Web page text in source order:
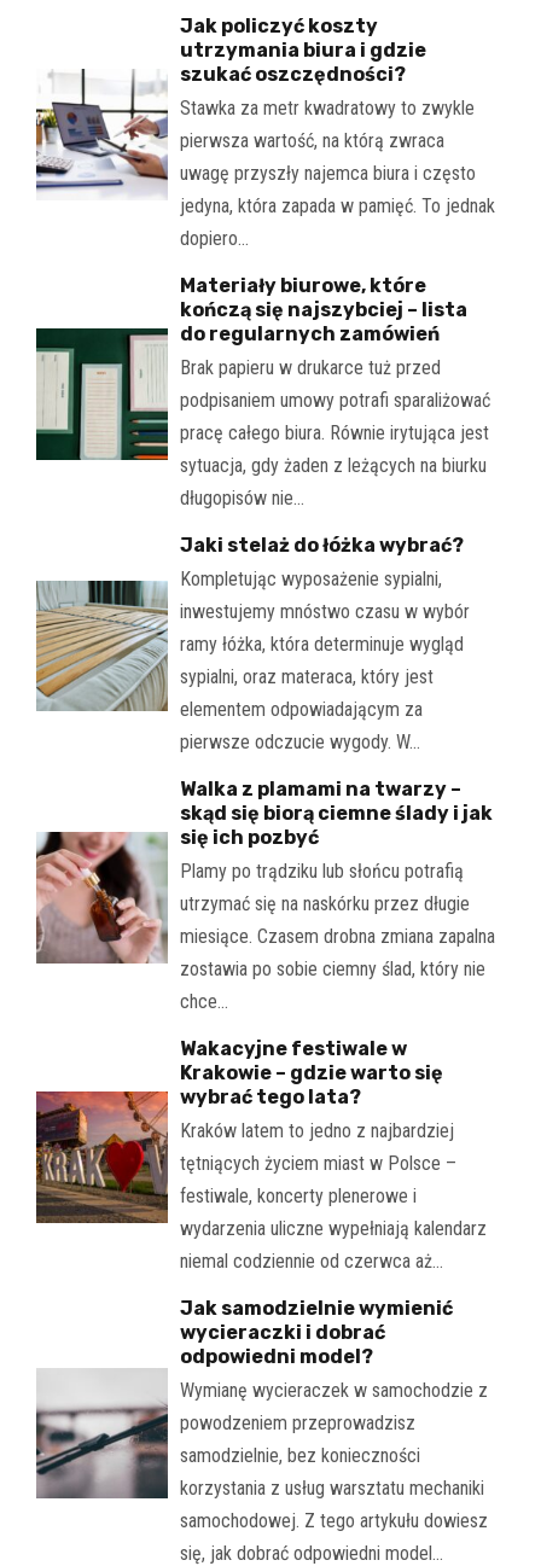
Jak policzyć koszty
utrzymania biura i gdzie
szukać oszczędności?
Stawka za metr kwadratowy to zwykle
pierwsza wartość, na którą zwraca
uwagę przyszły najemca biura i często
jedyna, która zapada w pamięć. To jednak
dopiero…
Materiały biurowe, które
kończą się najszybciej – lista
do regularnych zamówień
Brak papieru w drukarce tuż przed
podpisaniem umowy potrafi sparaliżować
pracę całego biura. Równie irytująca jest
sytuacja, gdy żaden z leżących na biurku
długopisów nie…
Jaki stelaż do łóżka wybrać?
Kompletując wyposażenie sypialni,
inwestujemy mnóstwo czasu w wybór
ramy łóżka, która determinuje wygląd
sypialni, oraz materaca, który jest
elementem odpowiadającym za
pierwsze odczucie wygody. W…
Walka z plamami na twarzy –
skąd się biorą ciemne ślady i jak
się ich pozbyć
Plamy po trądziku lub słońcu potrafią
utrzymać się na naskórku przez długie
miesiące. Czasem drobna zmiana zapalna
zostawia po sobie ciemny ślad, który nie
chce…
Wakacyjne festiwale w
Krakowie – gdzie warto się
wybrać tego lata?
Kraków latem to jedno z najbardziej
tętniących życiem miast w Polsce –
festiwale, koncerty plenerowe i
wydarzenia uliczne wypełniają kalendarz
niemal codziennie od czerwca aż…
Jak samodzielnie wymienić
wycieraczki i dobrać
odpowiedni model?
Wymianę wycieraczek w samochodzie z
powodzeniem przeprowadzisz
samodzielnie, bez konieczności
korzystania z usług warsztatu mechaniki
samochodowej. Z tego artykułu dowiesz
się, jak dobrać odpowiedni model…